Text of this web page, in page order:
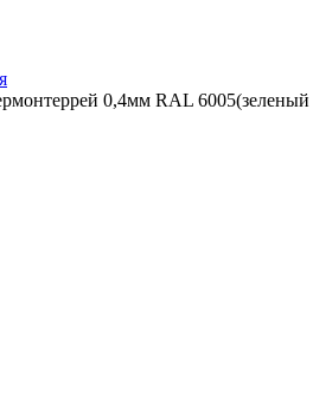
0,4мм RAL 6005(зеленый